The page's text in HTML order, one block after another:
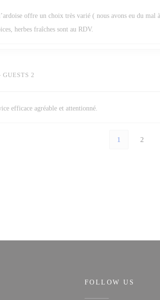
offre un choix très varié ( nous avons eu du
herbes fraîches sont au RDV.
2
efficace agréable et attentionné.
1 2
FOLLOW US